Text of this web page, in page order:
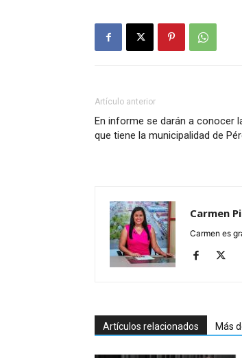
Artículo anterior
En informe se darán a conocer
que tiene la municipalidad de
Carmen
Carmen es
Artículos relacionados Más